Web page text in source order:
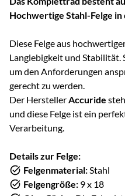
Hochwertige Stahl-Felge
Diese Felge aus
Langlebigkeit und Stabilität.
um den Anforderungen
gerecht zu werden.
Der Hersteller Accuride
und diese Felge ist ein
Verarbeitung.
Details zur Felge:
Felgenmaterial: Stahl
Felgengröße: 9 x 18